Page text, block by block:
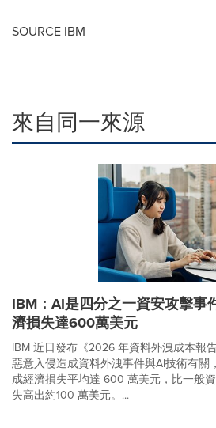
SOURCE IBM
來自同一來源
IBM：AI是四分之一資安攻擊事
濟損失達600萬美元
IBM 近日發布《2026 年資料外洩成本報
惡意入侵造成資料外洩事件與AI技術有關
成經濟損失平均達 600 萬美元，比一般
失高出約100 萬美元。...